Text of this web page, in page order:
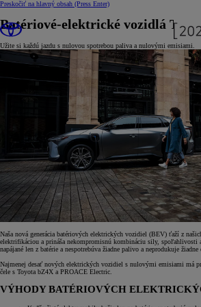
Preskočiť na hlavný obsah (Press Enter)
Batériové-elektrické vozidlá
Užite si každú jazdu s nulovou spotrebou paliva a nulovými emisiami.
Naša nová generácia batériových elektrických vozidiel (BEV) ťaží z
elektrifikáciou a prináša nekompromisnú kombináciu sily, spoľahlivosti
napájané len z batérie a nespotrebúva žiadne palivo a neprodukuje žiadne
Najmenej desať nových elektrických vozidiel s nulovými emisiami má
čele s Toyota bZ4X a PROACE Electric.
VÝHODY BATÉRIOVÝCH